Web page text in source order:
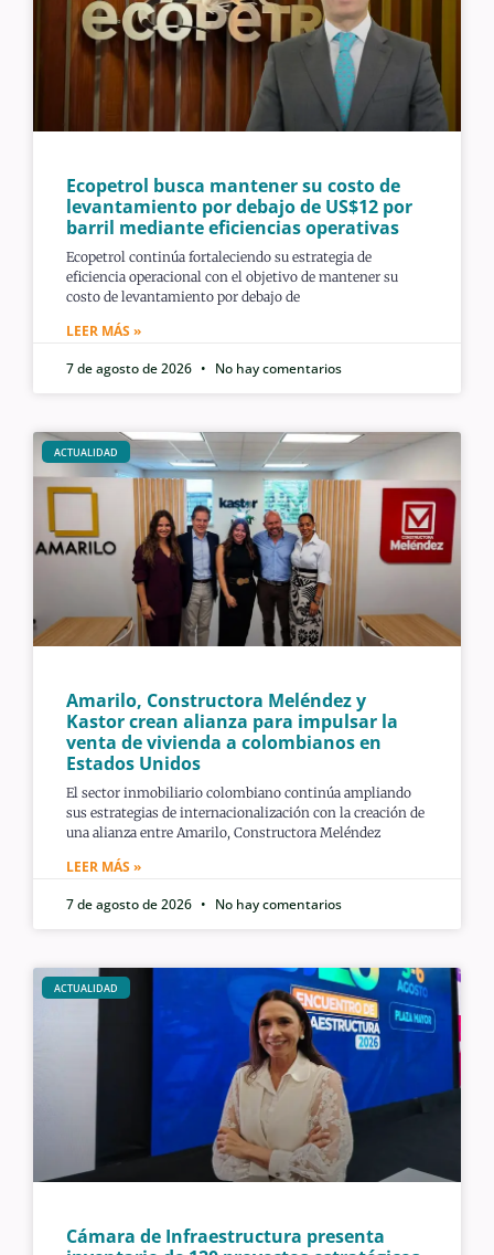
Ecopetrol busca mantener su costo de
levantamiento por debajo de US$12 por
barril mediante eficiencias operativas
Ecopetrol continúa fortaleciendo su estrategia de
eficiencia operacional con el objetivo de mantener su
costo de levantamiento por debajo de
LEER MÁS »
7 de agosto de 2026
No hay comentarios
ACTUALIDAD
Amarilo, Constructora Meléndez y
Kastor crean alianza para impulsar la
venta de vivienda a colombianos en
Estados Unidos
El sector inmobiliario colombiano continúa ampliando
sus estrategias de internacionalización con la creación de
una alianza entre Amarilo, Constructora Meléndez
LEER MÁS »
7 de agosto de 2026
No hay comentarios
ACTUALIDAD
Cámara de Infraestructura presenta